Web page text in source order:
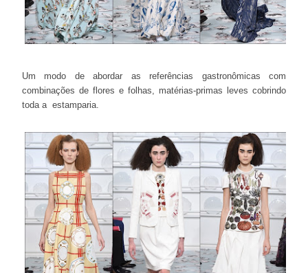
Um modo de abordar as referências gastronômicas com
combinações de flores e folhas, matérias-primas leves cobrindo
toda a estamparia.